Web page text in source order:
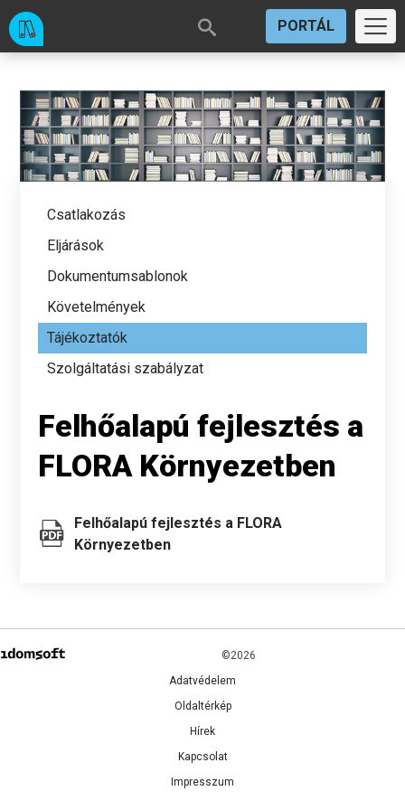
PORTÁL
Csatlakozás
Eljárások
Dokumentumsablonok
Követelmények
Tájékoztatók
Szolgáltatási szabályzat
Felhőalapú fejlesztés a
FLORA Környezetben
Felhőalapú fejlesztés a FLORA
Környezetben
©2026
Adatvédelem
Oldaltérkép
Hírek
Kapcsolat
Impresszum